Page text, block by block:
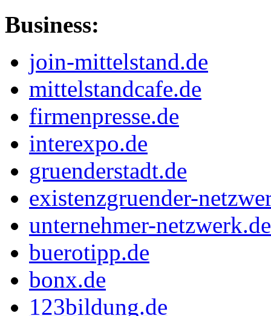
Business:
join-mittelstand.de
mittelstandcafe.de
firmenpresse.de
interexpo.de
gruenderstadt.de
existenzgruender-
unternehmer-netzwerk.de
buerotipp.de
bonx.de
123bildung.de